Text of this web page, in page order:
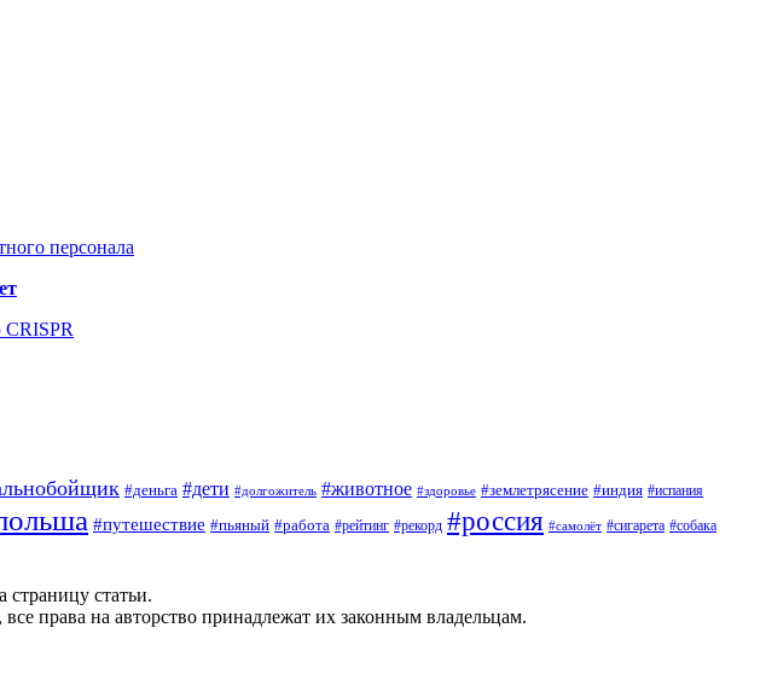
персонала
#деньга #дети #долгожитель #животное #здоровье #землетрясение #индия #испания
#путешествие #пьяный #работа #рейтинг #рекорд #россия #самолёт #сигарета #собака
страницу статьи.
права на авторство принадлежат их законным владельцам.